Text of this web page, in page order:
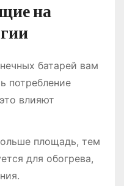
на
батарей вам
потребление
влияют
площадь, тем
для обогрева,